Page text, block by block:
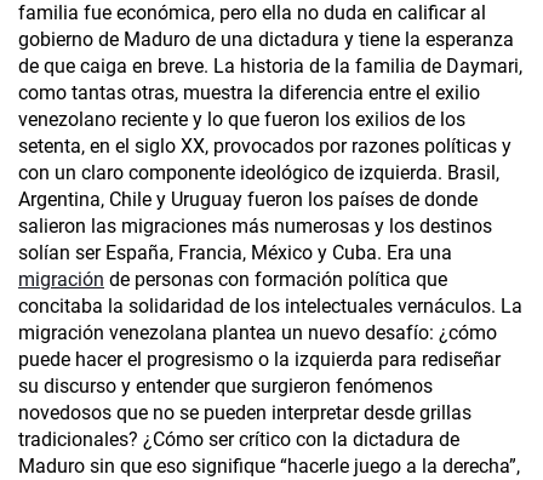
familia fue económica, pero ella no duda en calificar al
gobierno de Maduro de una dictadura y tiene la esperanza
de que caiga en breve. La historia de la familia de Daymari,
como tantas otras, muestra la diferencia entre el exilio
venezolano reciente y lo que fueron los exilios de los
setenta, en el siglo XX, provocados por razones políticas y
con un claro componente ideológico de izquierda. Brasil,
Argentina, Chile y Uruguay fueron los países de donde
salieron las migraciones más numerosas y los destinos
solían ser España, Francia, México y Cuba. Era una
migración de personas con formación política que
concitaba la solidaridad de los intelectuales vernáculos. La
migración venezolana plantea un nuevo desafío: ¿cómo
puede hacer el progresismo o la izquierda para rediseñar
su discurso y entender que surgieron fenómenos
novedosos que no se pueden interpretar desde grillas
tradicionales? ¿Cómo ser crítico con la dictadura de
Maduro sin que eso signifique “hacerle juego a la derecha”,